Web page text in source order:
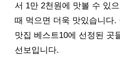
서 1만 2천원에 맛볼 수 있
때 먹으면 더욱 맛있습니다.
맛집 베스트10에 선정된 곳
선보입니다.